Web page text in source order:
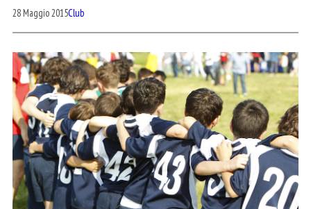
28 Maggio 2015Club